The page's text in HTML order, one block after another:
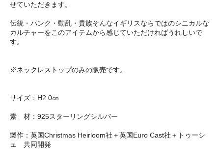
せていただきます。
伝統・パンク・動乱・貴族そんなイギリスならではのシニカルな
カルチャーをこのアイテムから感じていただければうれしいで
す。
※ネックレストップのみの販売です。
サイズ：H2.0㎝
素 材：925スターリングシルバー
製作：英国Christmas Heirloom社＋英国Euro Cast社＋トゥーシ
ェ 共同開発